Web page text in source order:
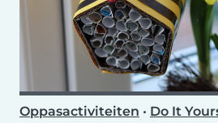
Oppasactiviteiten • Do It